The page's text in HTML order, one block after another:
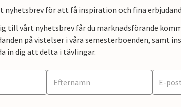
nyhetsbrev för att få inspiration och fina
till vårt nyhetsbrev får du marknadsförande
på vistelser i våra semesterboenden, samt
in dig att delta i tävlingar.